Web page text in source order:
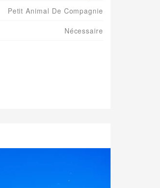
Petit Animal De Compagnie
Nécessaire